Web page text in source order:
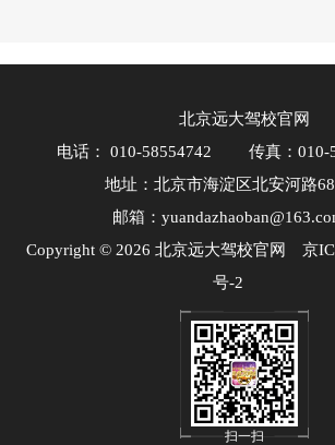
北京远大驾校官网
电话： 010-58554742
传真：010-
地址：北京市海淀区北安河路
邮箱：
Copyright © 2026 北京远大驾校官网 京
号-2
扫一扫